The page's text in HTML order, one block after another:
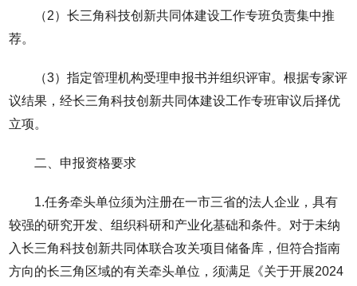
（2）长三角科技创新共同体建设工作专班负责集中推
荐。
（3）指定管理机构受理申报书并组织评审。根据专家评
议结果，经长三角科技创新共同体建设工作专班审议后择优
立项。
二、申报资格要求
1.任务牵头单位须为注册在一市三省的法人企业，具有
较强的研究开发、组织科研和产业化基础和条件。对于未纳
入长三角科技创新共同体联合攻关项目储备库，但符合指南
方向的长三角区域的有关牵头单位，须满足《关于开展2024